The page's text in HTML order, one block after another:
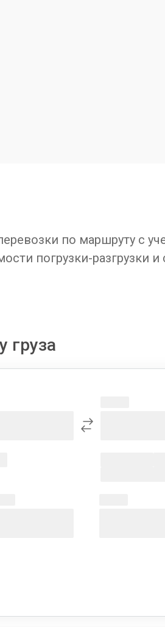
по маршруту с
погрузки-разгрузки
груза